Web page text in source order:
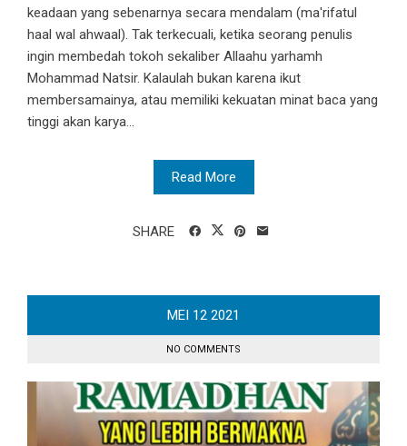
keadaan yang sebenarnya secara mendalam (ma'rifatul
haal wal ahwaal). Tak terkecuali, ketika seorang penulis
ingin membedah tokoh sekaliber Allaahu yarhamh
Mohammad Natsir. Kalaulah bukan karena ikut
membersamainya, atau memiliki kekuatan minat baca yang
tinggi akan karya...
Read More
SHARE
MEI 12 2021
NO COMMENTS